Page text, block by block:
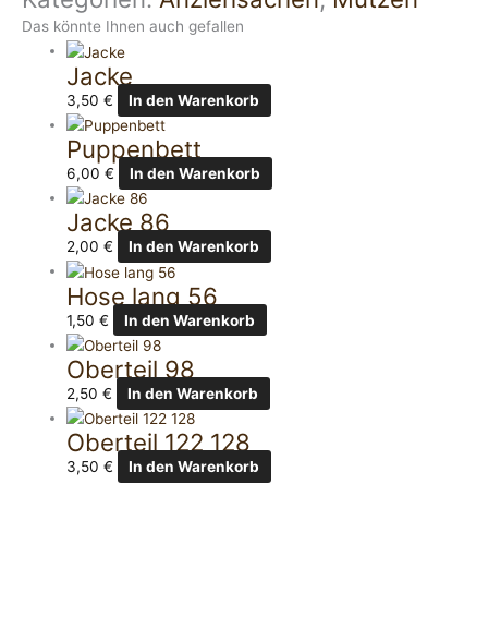
Das könnte Ihnen auch gefallen
Jacke
3,50€ In den Warenkorb
Puppenbett
6,00€ In den Warenkorb
Jacke 86
2,00€ In den Warenkorb
Hose lang 56
1,50€ In den Warenkorb
Oberteil 98
2,50€ In den Warenkorb
Oberteil 122 128
3,50€ In den Warenkorb